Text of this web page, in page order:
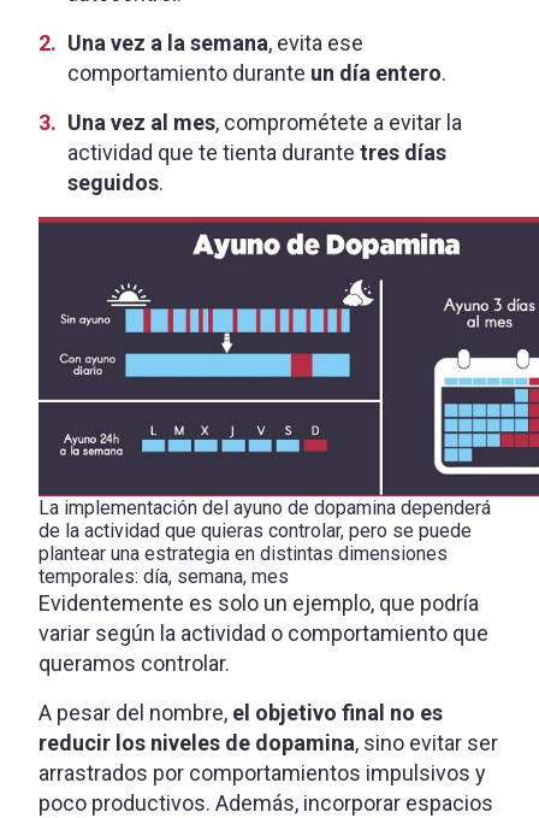
Una vez a la semana, evita ese
comportamiento durante un día entero.
Una vez al mes, comprométete a evitar la
actividad que te tienta durante tres días
seguidos.
La implementación del ayuno de dopamina dependerá
de la actividad que quieras controlar, pero se puede
plantear una estrategia en distintas dimensiones
temporales: día, semana, mes
Evidentemente es solo un ejemplo, que podría
variar según la actividad o comportamiento que
queramos controlar.
A pesar del nombre, el objetivo final no es
reducir los niveles de dopamina, sino evitar ser
arrastrados por comportamientos impulsivos y
poco productivos. Además, incorporar espacios